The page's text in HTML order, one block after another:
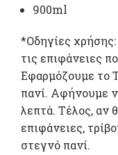
900ml
*Οδηγίες
τις επιφάνειες
Εφαρμόζουμε το
πανί. Αφήνουμε
λεπτά. Τέλος, αν
επιφάνειες,
στεγνό πανί.